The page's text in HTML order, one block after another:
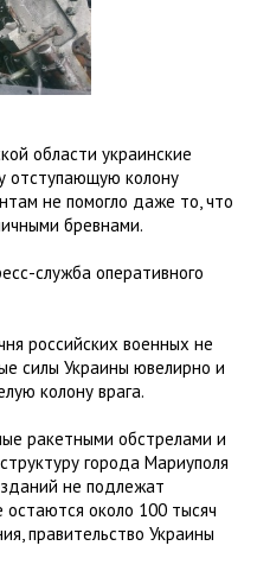
области украинские
отступающую колону
не помогло даже то, что
бревнами.
служба оперативного
российских военных не
силы Украины ювелирно и
колону врага.
ракетными обстрелами и
города Мариуполя
не подлежат
около 100 тысяч
правительство Украины